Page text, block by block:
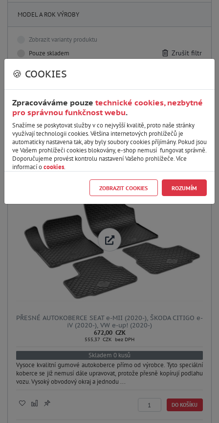
🍪 COOKIES
Zpracováváme pouze technické cookies, nezbytné
pro správnou funkčnost webu.
Snažíme se poskytovat služby v co nejvyšší kvalitě, proto naše stránky
využívají technologii cookies. Většina internetových prohlížečů je
automaticky nastavena tak, aby byly soubory cookies příjímány. Pokud jsou
ve Vašem prohlížeči cookies blokovány, e-shop nemusí fungovat správně.
Doporučujeme provést kontrolu nastavení Vašeho prohlížeče. Více
informací ocookies.
ZOBRAZIT COOKIES ROZUMÍM
MODEL A ROK VÝROBY
Zobrazit varianty produktu
Pouze skladem
Zrušit filtr
UP!
Výchozí
PŘESNÉ AUTOKOBERCE SEAT e-MII (2020-), ŠKODA CITIGO e-
iV (2020-), VW e-up! (2020-)
672,00 CZK
555,37 CZK bez DPH
Skladem 0 kusů
Vysoce kvalitní gumové autokoberce přímo od výrobce. Tyto speciální
koberce se již nemusí dále upravovat, protože přesně kopírují podlahu
vozu. Vysoký obvodový okraj a jednodu ...
DO KOŠÍKU